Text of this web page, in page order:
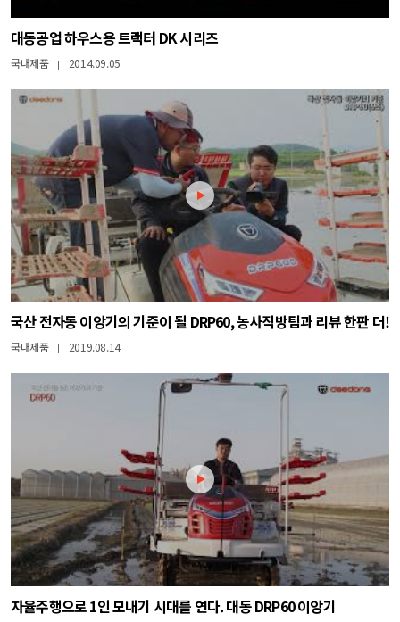
대동공업 하우스용 트랙터 DK 시리즈
국내제품 | 2014.09.05
국산 전자동 이앙기의 기준이 될 DRP60, 농사직방팀과 리뷰 한판 더!
국내제품 | 2019.08.14
자율주행으로 1인 모내기 시대를 연다. 대동 DRP60 이앙기